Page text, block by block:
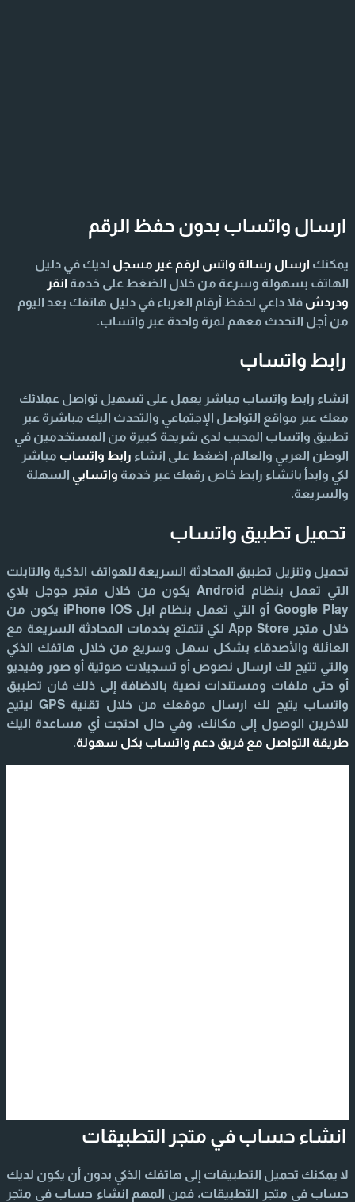
ارسال واتساب بدون حفظ الرقم
يمكنك ارسال رسالة واتس لرقم غير مسجل لديك في دليل
الهاتف بسهولة وسرعة من خلال الضغط على خدمة انقر
ودردش فلا داعي لحفظ أرقام الغرباء في دليل هاتفك بعد اليوم
من أجل التحدث معهم لمرة واحدة عبر واتساب.
رابط واتساب
انشاء رابط واتساب مباشر يعمل على تسهيل تواصل عملائك
معك عبر مواقع التواصل الإجتماعي والتحدث اليك مباشرة عبر
تطبيق واتساب المحبب لدى شريحة كبيرة من المستخدمين في
الوطن العربي والعالم، اضغط على انشاء رابط واتساب مباشر
لكي وابدأ بانشاء رابط خاص رقمك عبر خدمة واتسابي السهلة
والسريعة.
تحميل تطبيق واتساب
تحميل وتنزيل تطبيق المحادثة السريعة للهواتف الذكية والتابلت
التي تعمل بنظام Android يكون من خلال متجر جوجل بلاي
Google Play أو التي تعمل بنظام ابل iPhone IOS يكون من
خلال متجر App Store لكي تتمتع بخدمات المحادثة السريعة مع
العائلة والأصدقاء بشكل سهل وسريع من خلال هاتفك الذكي
والتي تتيح لك ارسال نصوص أو تسجيلات صوتية أو صور وفيديو
أو حتى ملفات ومستندات نصية بالاضافة إلى ذلك فان تطبيق
واتساب يتيح لك ارسال موقعك من خلال تقنية GPS ليتيح
للاخرين الوصول إلى مكانك، وفي حال احتجت أي مساعدة اليك
طريقة التواصل مع فريق دعم واتساب بكل سهولة.
انشاء حساب في متجر التطبيقات
لا يمكنك تحميل التطبيقات إلى هاتفك الذكي بدون أن يكون لديك
حساب في متجر التطبيقات، فمن المهم انشاء حساب في متجر